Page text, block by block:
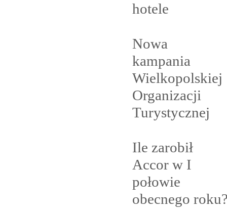
hotele
Nowa
kampania
Wielkopolskiej
Organizacji
Turystycznej
Ile zarobił
Accor w I
połowie
obecnego